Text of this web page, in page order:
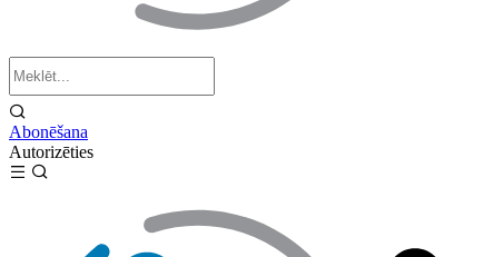
Abonēšana
Autorizēties